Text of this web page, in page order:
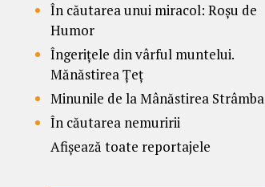
În căutarea unui miracol: Roșu de
Humor
Îngerițele din vârful muntelui.
Mănăstirea Țeț
Minunile de la Mânăstirea Strâmba
În căutarea nemuririi
Afișează toate reportajele